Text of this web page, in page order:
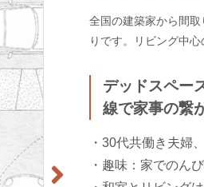
全国の建築家から間
りです。リビング中
デッドスペー
線で家事の繋
・30代共働き夫婦
・趣味：家でのんび